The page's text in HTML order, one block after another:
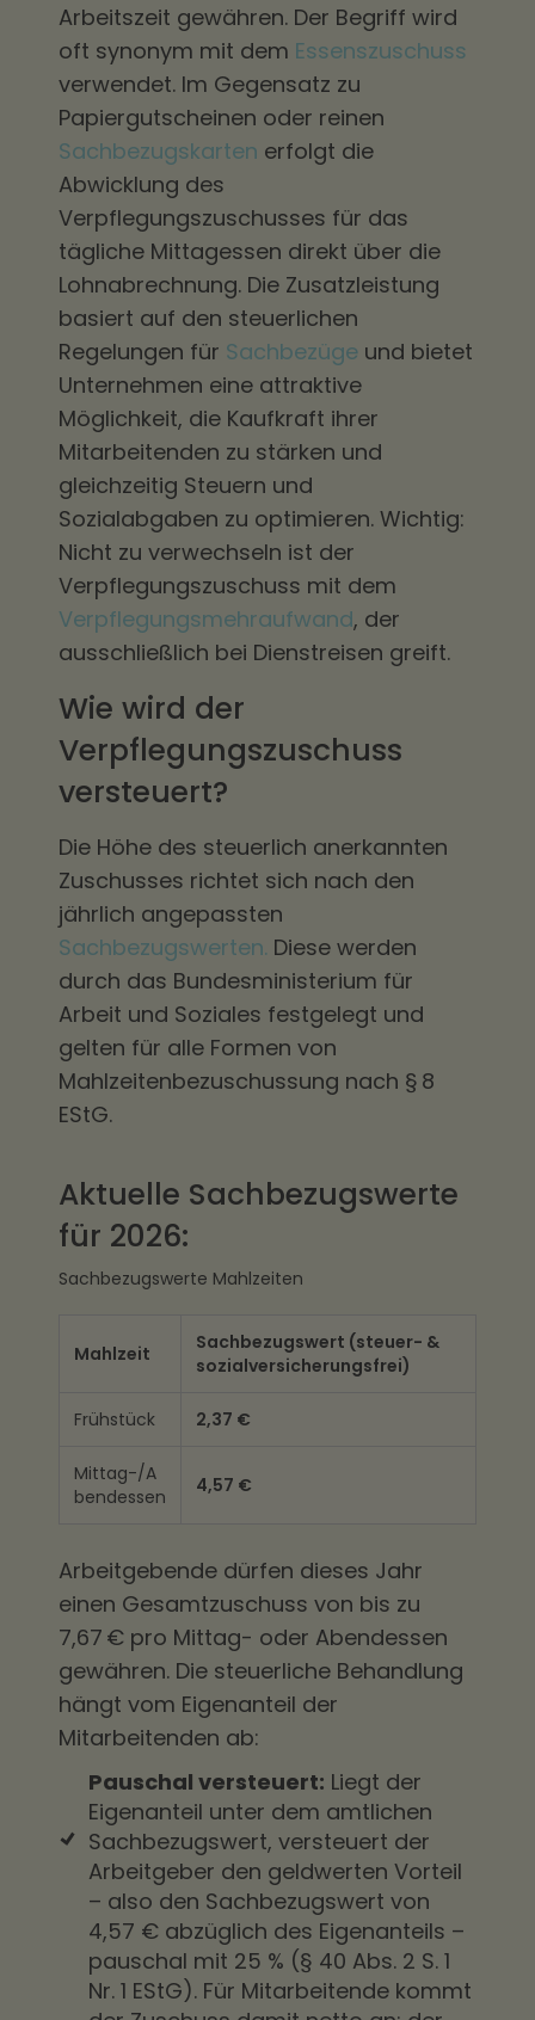
Arbeitszeit gewähren. Der Begriff wird
oft synonym mit dem Essenszuschuss
verwendet. Im Gegensatz zu
Papiergutscheinen oder reinen
Sachbezugskarten erfolgt die
Abwicklung des
Verpflegungszuschusses für das
tägliche Mittagessen direkt über die
Lohnabrechnung. Die Zusatzleistung
basiert auf den steuerlichen
Regelungen für Sachbezüge und bietet
Unternehmen eine attraktive
Möglichkeit, die Kaufkraft ihrer
Mitarbeitenden zu stärken und
gleichzeitig Steuern und
Sozialabgaben zu optimieren. Wichtig:
Nicht zu verwechseln ist der
Verpflegungszuschuss mit dem
Verpflegungsmehraufwand, der
ausschließlich bei Dienstreisen greift.
Wie wird der
Verpflegungszuschuss
versteuert?
Die Höhe des steuerlich anerkannten
Zuschusses richtet sich nach den
jährlich angepassten
Sachbezugswerten. Diese werden
durch das Bundesministerium für
Arbeit und Soziales festgelegt und
gelten für alle Formen von
Mahlzeitenbezuschussung nach § 8
EStG.
Aktuelle Sachbezugswerte
für 2026:
Sachbezugswerte Mahlzeiten
Mahlzeit
Sachbezugswert (steuer- &
sozialversicherungsfrei)
Frühstück 2,37 €
Mittag-/A
bendessen
4,57 €
Arbeitgebende dürfen dieses Jahr
einen Gesamtzuschuss von bis zu
7,67 € pro Mittag- oder Abendessen
gewähren. Die steuerliche Behandlung
hängt vom Eigenanteil der
Mitarbeitenden ab:
Pauschal versteuert: Liegt der
Eigenanteil unter dem amtlichen
Sachbezugswert, versteuert der
Arbeitgeber den geldwerten Vorteil
– also den Sachbezugswert von
4,57 € abzüglich des Eigenanteils –
pauschal mit 25 % (§ 40 Abs. 2 S. 1
Nr. 1 EStG). Für Mitarbeitende kommt